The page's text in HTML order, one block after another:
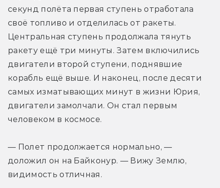
секунд полёта первая ступень отработала
своё топливо и отделилась от ракеты.
Центральная ступень продолжала тянуть
ракету ещё три минуты. Затем включились
двигатели второй ступени, поднявшие
корабль ещё выше. И наконец, после десяти
самых изматывающих минут в жизни Юрия,
двигатели замолчали. Он стал первым
человеком в космосе.
— Полет продолжается нормально, —
доложил он на Байконур. — Вижу Землю,
видимость отличная.